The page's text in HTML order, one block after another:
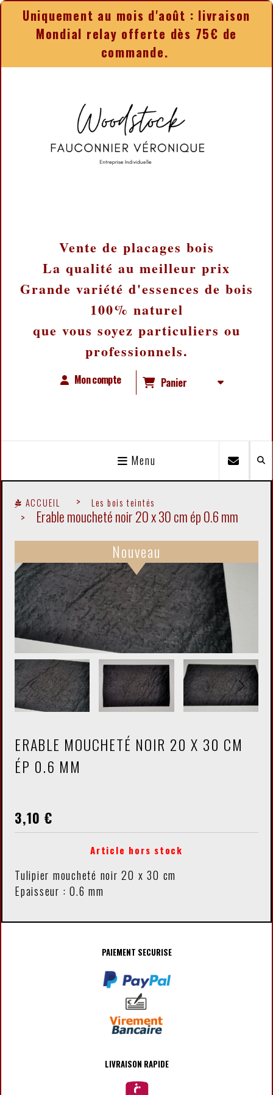
Uniquement au mois d'août : livraison
Mondial relay offerte dès 75€ de
commande.
Vente de placages bois
La qualité au meilleur prix
Grande variété d'essences de bois
100% naturel
que vous soyez particuliers ou
professionnels.
Mon compte Panier
Menu
ACCUEIL Les bois teintés
Erable moucheté noir 20 x 30 cm ép 0.6 mm
Nouveau
ERABLE MOUCHETÉ NOIR 20 X 30 CM
ÉP 0.6 MM
3,10 €
Article hors stock
Tulipier moucheté noir 20 x 30 cm
Epaisseur : 0.6 mm
PAIEMENT SECURISE
LIVRAISON RAPIDE
Panneau de gestion des cookies